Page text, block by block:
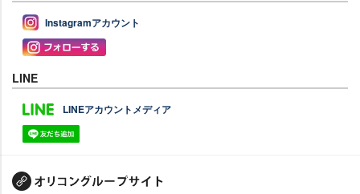
Instagramアカウント
LINE
LINEアカウントメディア